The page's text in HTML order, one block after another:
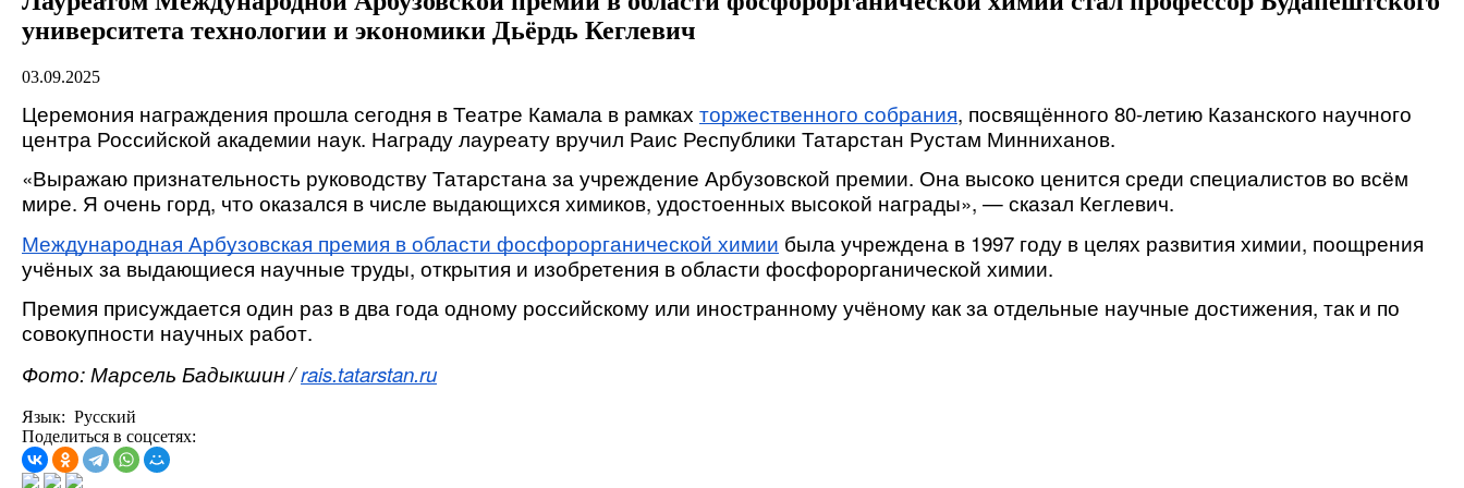
университета технологии и экономики Дьёрдь Кеглевич
03.09.2025
Церемония награждения прошла сегодня в Театре Камала в рамках торжественного собрания, посвящённого 80-летию Казанского научного
центра Российской академии наук. Награду лауреату вручил Раис Республики Татарстан Рустам Минниханов.
«Выражаю признательность руководству Татарстана за учреждение Арбузовской премии. Она высоко ценится среди специалистов во всём
мире. Я очень горд, что оказался в числе выдающихся химиков, удостоенных высокой награды», — сказал Кеглевич.
Международная Арбузовская премия в области фосфорорганической химии была учреждена в 1997 году в целях развития химии, поощрения
учёных за выдающиеся научные труды, открытия и изобретения в области фосфорорганической химии.
Премия присуждается один раз в два года одному российскому или иностранному учёному как за отдельные научные достижения, так и по
совокупности научных работ.
Фото: Марсель Бадыкшин /rais.tatarstan.ru
Язык: Русский
Поделиться в соцсетях: